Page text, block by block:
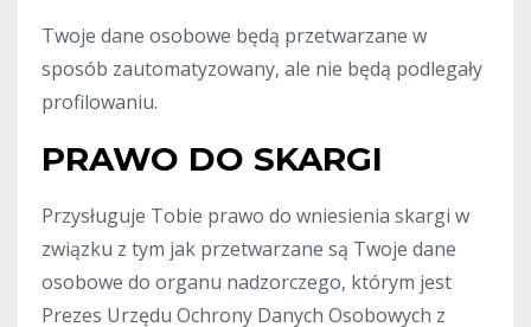
Twoje dane osobowe będą przetwarzane w
sposób zautomatyzowany, ale nie będą podlegały
profilowaniu.
PRAWO DO SKARGI
Przysługuje Tobie prawo do wniesienia skargi w
związku z tym jak przetwarzane są Twoje dane
osobowe do organu nadzorczego, którym jest
Prezes Urzędu Ochrony Danych Osobowych z